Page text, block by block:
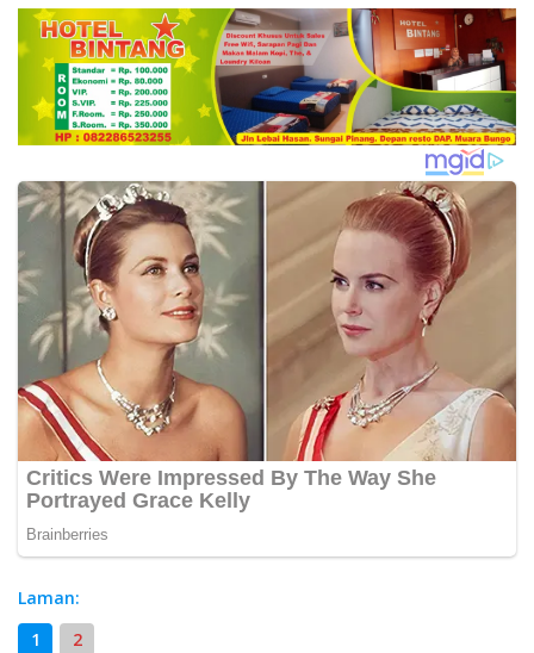
Laman:
1
2